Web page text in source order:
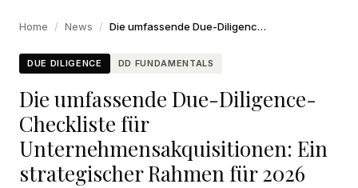
Home / News / Die umfassende Due-Diligence-Checkliste für Unternehmensakquisitionen: Ein strategischer Rahmen für 2026
DUE DILIGENCE DD FUNDAMENTALS
Die umfassende Due-Diligence-
Checkliste für
Unternehmensakquisitionen: Ein
strategischer Rahmen für 2026